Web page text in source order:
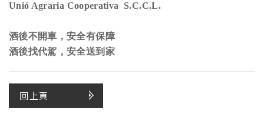
Unió Agraria Cooperativa S.C.C.L.
酒後不開車，安全有保障
酒後找代駕，安全送到家
回上頁